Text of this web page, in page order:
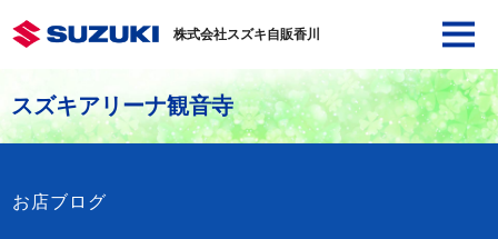
株式会社スズキ自販香川
スズキアリーナ観音寺
お店ブログ